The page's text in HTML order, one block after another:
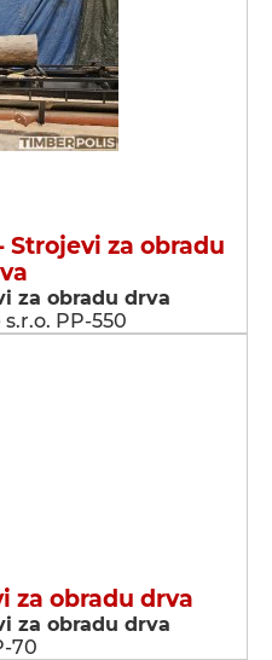
za obradu
za obradu drva
PP-550
za obradu drva
za obradu drva
70